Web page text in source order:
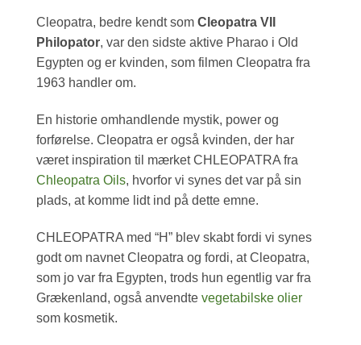
Cleopatra, bedre kendt som Cleopatra VII
Philopator, var den sidste aktive Pharao i Old
Egypten og er kvinden, som filmen Cleopatra fra
1963 handler om.
En historie omhandlende mystik, power og
forførelse. Cleopatra er også kvinden, der har
været inspiration til mærket CHLEOPATRA fra
Chleopatra Oils, hvorfor vi synes det var på sin
plads, at komme lidt ind på dette emne.
CHLEOPATRA med “H” blev skabt fordi vi synes
godt om navnet Cleopatra og fordi, at Cleopatra,
som jo var fra Egypten, trods hun egentlig var fra
Grækenland, også anvendte vegetabilske olier
som kosmetik.